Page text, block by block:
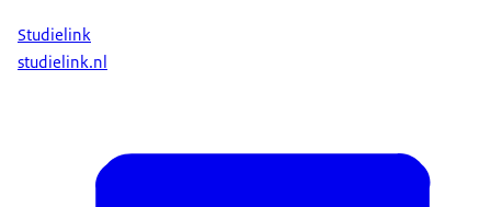
Studielink
studielink.nl